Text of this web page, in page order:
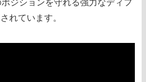
ジションを守れる強力なディフ
れています。